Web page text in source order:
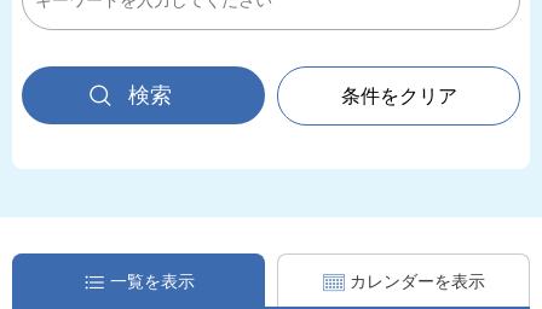
条件をクリア
一覧を表示 カレンダーを表示